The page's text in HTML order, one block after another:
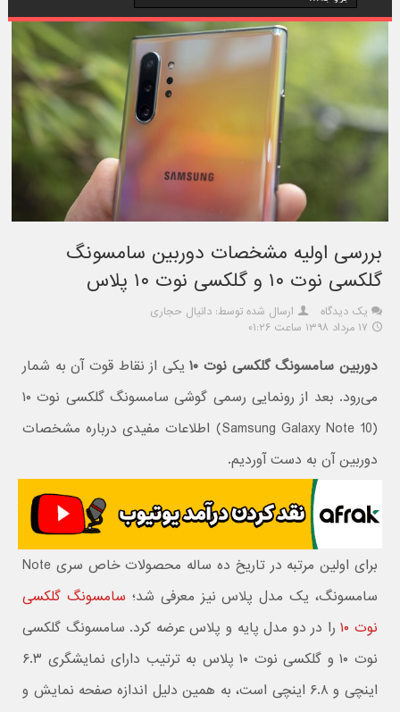
بررسی اولیه مشخصات دوربین سامسونگ
گلکسی نوت ۱۰ و گلکسی نوت ۱۰ پلاس
یک دیدگاه
ارسال شده توسط: دانیال حجاری
۱۷ مرداد ۱۳۹۸ ساعت ۰۱:۲۶
دوربین سامسونگ گلکسی نوت ۱۰
یکی از نقاط قوت آن به شمار
می‌رود. بعد از رونمایی رسمی گوشی سامسونگ گلکسی نوت ۱۰
(Samsung Galaxy Note 10) اطلاعات مفیدی درباره مشخصات
دوربین آن به دست آوردیم.
برای اولین مرتبه در تاریخ ده ساله محصولات خاص سری Note
سامسونگ، یک مدل پلاس نیز معرفی شد؛ سامسونگ گلکسی
نوت ۱۰
را در دو مدل پایه و پلاس عرضه کرد. سامسونگ گلکسی
نوت ۱۰ و گلکسی نوت ۱۰ پلاس به ترتیب دارای نمایشگری ۶.۳
اینچی و ۶.۸ اینچی است، به همین دلیل اندازه صفحه نمایش و